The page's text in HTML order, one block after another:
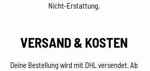
Nicht-Erstattung.
VERSAND & KOSTEN
Deine Bestellung wird mit DHL versendet. Ab